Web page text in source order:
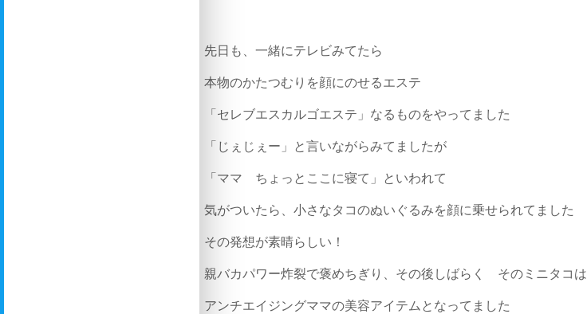
先日も、一緒にテレビみてたら
本物のかたつむりを顔にのせるエステ
「セレブエスカルゴエステ」なるものをやってました
「じぇじぇー」と言いながらみてましたが
「ママ ちょっとここに寝て」といわれて
気がついたら、小さなタコのぬいぐるみを顔に乗せられてました
その発想が素晴らしい！
親バカパワー炸裂で褒めちぎり、その後しばらく そのミニタコは
アンチエイジングママの美容アイテムとなってました